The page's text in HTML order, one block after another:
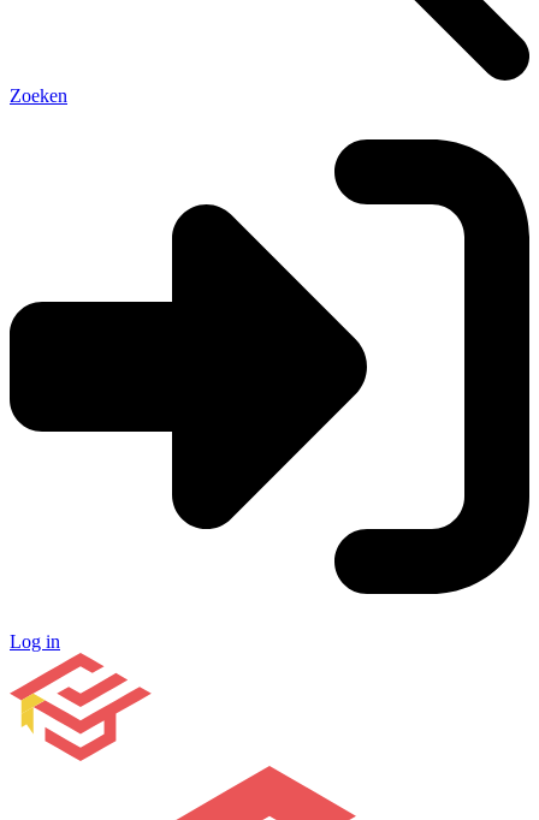
Zoeken
Log in